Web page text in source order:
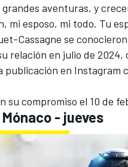
aventuras, y
mi esposo, mi todo. Tu
Cassagne se
relación en julio de 2024,
publicación en Instagram
su compromiso el 10 de
- jueves